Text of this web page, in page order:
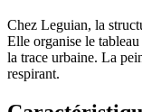
Chez Leguian, la
Elle organise le
la trace urbaine. La
respirant.